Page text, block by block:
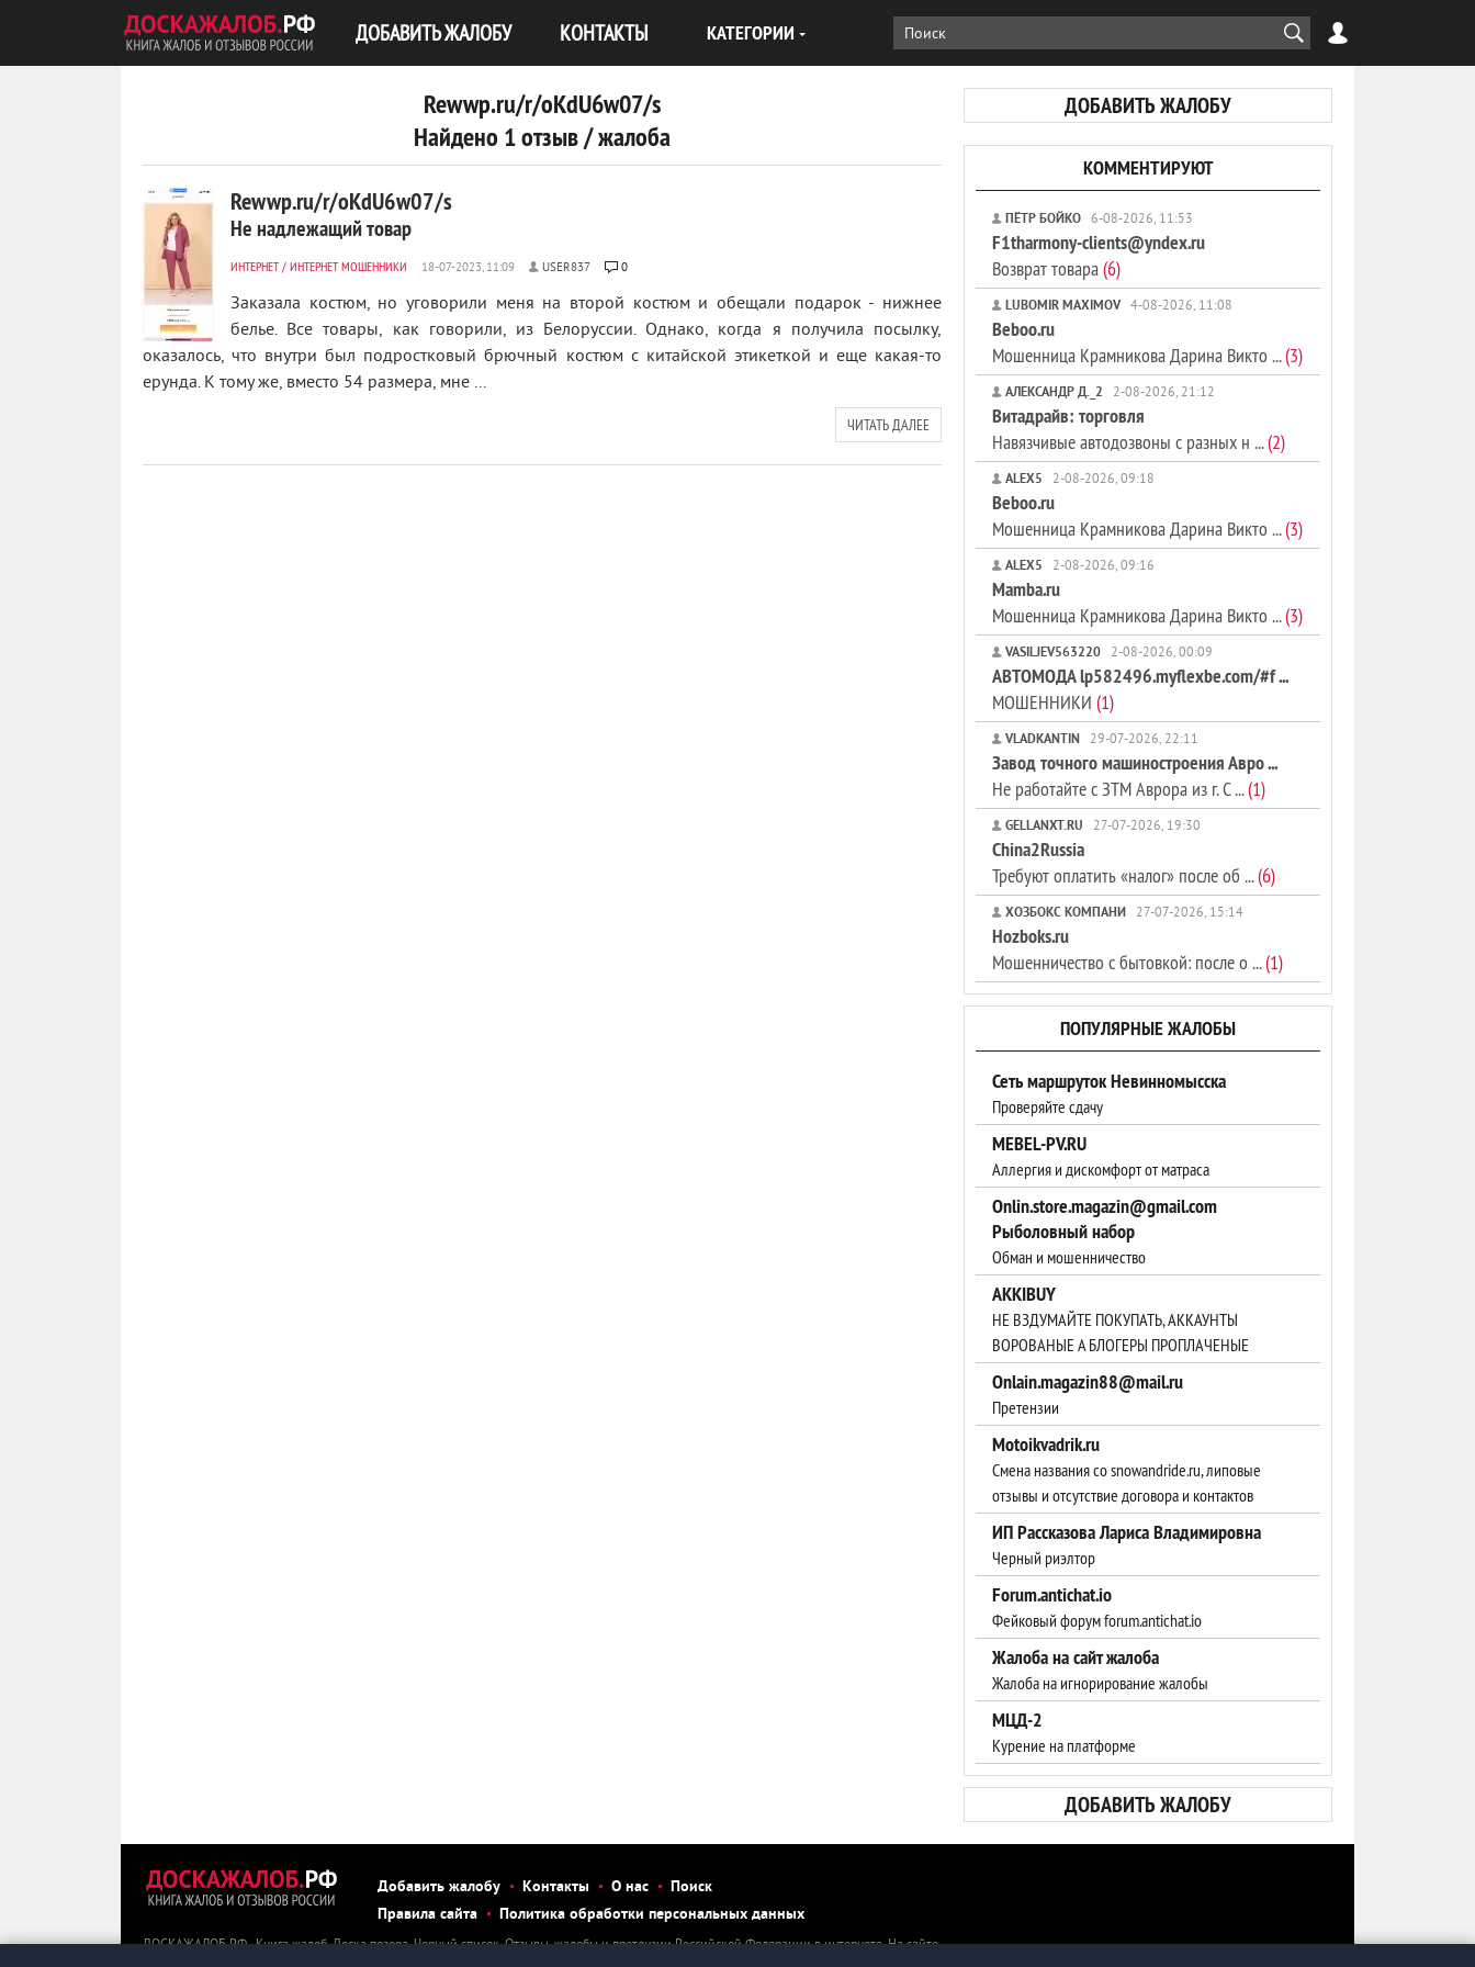
ДОБАВИТЬ ЖАЛОБУ КОНТАКТЫ КАТЕГОРИИ
ДОБАВИТЬ ЖАЛОБУ
Rewwp.ru/r/oKdU6w07/s
Найдено 1 отзыв / жалоба
0
Rewwp.ru/r/oKdU6w07/s
Не надлежащий товар
ИНТЕРНЕТ/ ИНТЕРНЕТ МОШЕННИКИ USER837 0
Заказала костюм, но уговорили меня на второй костюм и обещали подарок - нижнее
белье. Все товары, как говорили, из Белоруссии. Однако, когда я получила посылку,
оказалось, что внутри был подростковый брючный костюм с китайской этикеткой и еще какая-то
ерунда. К тому же, вместо 54 размера, мне ...
ЧИТАТЬ ДАЛЕЕ
КОММЕНТИРУЮТ
ПЁТР БОЙКО 6-08-2026, 11:53
F1tharmony-clients@yndex.ru
Возврат товара(6)
LUBOMIR MAXIMOV 4-08-2026, 11:08
Beboo.ru
Мошенница Крамникова Дарина Викто ...(3)
АЛЕКСАНДР Д._2 2-08-2026, 21:12
Витадрайв: торговля
Навязчивые автодозвоны с разных н ...(2)
ALEX5 2-08-2026, 09:18
Beboo.ru
Мошенница Крамникова Дарина Викто ...(3)
ALEX5 2-08-2026, 09:16
Mamba.ru
Мошенница Крамникова Дарина Викто ...(3)
VASILJEV563220 2-08-2026, 00:09
АВТОМОДА lp582496.myflexbe.com/#f ...
МОШЕННИКИ (1)
VLADKANTIN 29-07-2026, 22:11
Завод точного машиностроения Авро ...
Не работайте с ЗТМ Аврора из г. С ...(1)
GELLANXT.RU 27-07-2026, 19:30
China2Russia
Требуют оплатить «налог» после об ...(6)
ХОЗБОКС КОМПАНИ 27-07-2026, 15:14
Hozboks.ru
Мошенничество с бытовкой: после о ...(1)
ПОПУЛЯРНЫЕ ЖАЛОБЫ
Сеть маршруток Невинномысска
Проверяйте сдачу
MEBEL-PV.RU
Аллергия и дискомфорт от матраса
Onlin.store.magazin@gmail.com
Рыболовный набор
Обман и мошенничество
AKKIBUY
НЕ ВЗДУМАЙТЕ ПОКУПАТЬ, АККАУНТЫ
ВОРОВАНЫЕ А БЛОГЕРЫ ПРОПЛАЧЕНЫЕ
Onlain.magazin88@mail.ru
Претензии
Motoikvadrik.ru
Смена названия со snowandride.ru, липовые
отзывы и отсутствие договора и контактов
ИП Рассказова Лариса Владимировна
Черный риэлтор
Forum.antichat.io
Фейковый форум forum.antichat.io
Жалоба на сайт жалоба
Жалоба на игнорирование жалобы
МЦД-2
Курение на платформе
ДОБАВИТЬ ЖАЛОБУ
Добавить жалобу Контакты О нас
Поиск
Правила сайта
Политика обработки персональных данных
ДОСКАЖАЛОБ.РФ - Книга жалоб. Доска позора. Черный список. Отзывы, жалобы и претензии Российской Федерации в интернете. На сайте